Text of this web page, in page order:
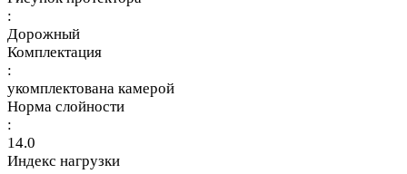
:
Дорожный
Комплектация
:
укомплектована камерой
Норма слойности
:
14.0
Индекс нагрузки